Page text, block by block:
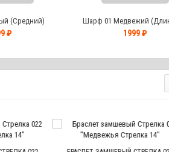
(Средний)
₽
Шарф 01 Медвежий
1999 ₽
НАКЛЕЙКА ЛАПКА